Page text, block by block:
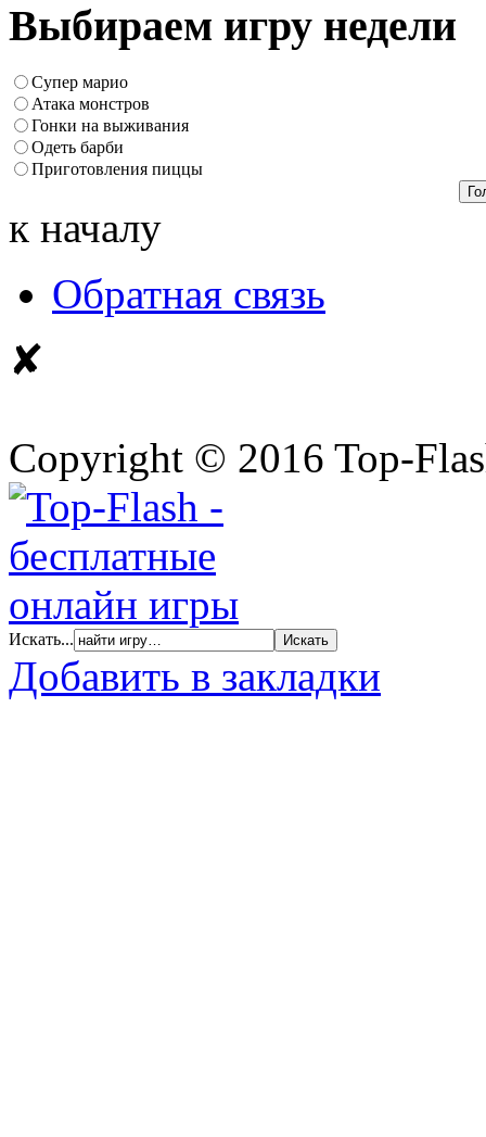
Выбираем игру недели
Супер марио
Атака монстров
Гонки на выживания
Одеть барби
Приготовления пиццы
к началу
Обратная связь
✘
Copyright © 2016 Top-
Искать...
Добавить в закладки